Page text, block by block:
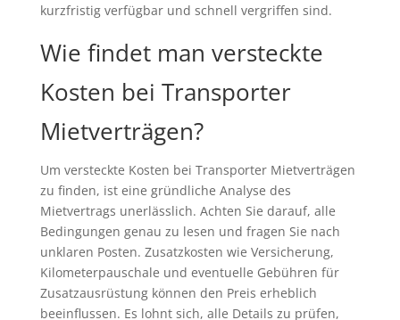
kurzfristig verfügbar und schnell vergriffen sind.
Wie findet man versteckte
Kosten bei Transporter
Mietverträgen?
Um versteckte Kosten bei Transporter Mietverträgen
zu finden, ist eine gründliche Analyse des
Mietvertrags unerlässlich. Achten Sie darauf, alle
Bedingungen genau zu lesen und fragen Sie nach
unklaren Posten. Zusatzkosten wie Versicherung,
Kilometerpauschale und eventuelle Gebühren für
Zusatzausrüstung können den Preis erheblich
beeinflussen. Es lohnt sich, alle Details zu prüfen,